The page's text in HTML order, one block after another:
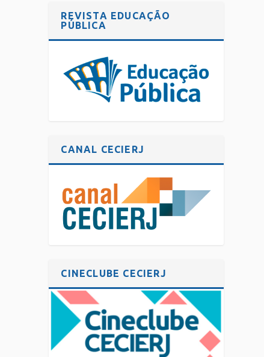
REVISTA EDUCAÇÃO
PÚBLICA
CANAL CECIERJ
CINECLUBE CECIERJ